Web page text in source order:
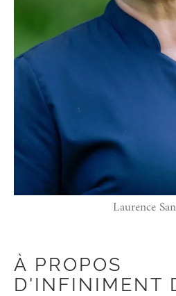
Laurence
À PROPOS
D'INFINIMENT